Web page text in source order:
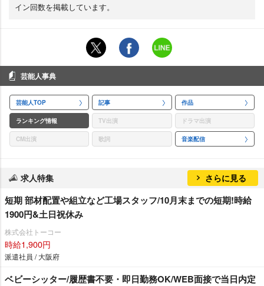
イン回数を掲載しています。
芸能人事典
芸能人TOP 記事 作品
ランキング情報 TV出演 ドラマ出演
CM出演 歌詞 音楽配信
求人特集 さらに見る
短期 部材配置や組立など工場スタッフ/10月末までの短期!時給
1900円&土日祝休み
株式会社トーコー
時給1,900円
派遣社員 / 大阪府
ベビーシッター/履歴書不要・即日勤務OK/WEB面接で当日内定